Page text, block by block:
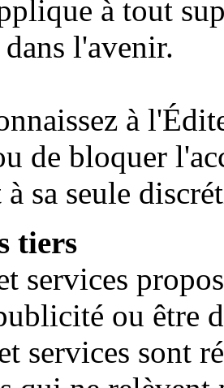
à tout
l'avenir.
à
de bloquer
sa seule
tiers
services
ou être
services sont